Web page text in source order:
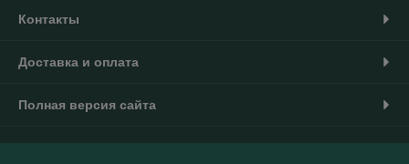
Контакты
Доставка и оплата
Полная версия сайта